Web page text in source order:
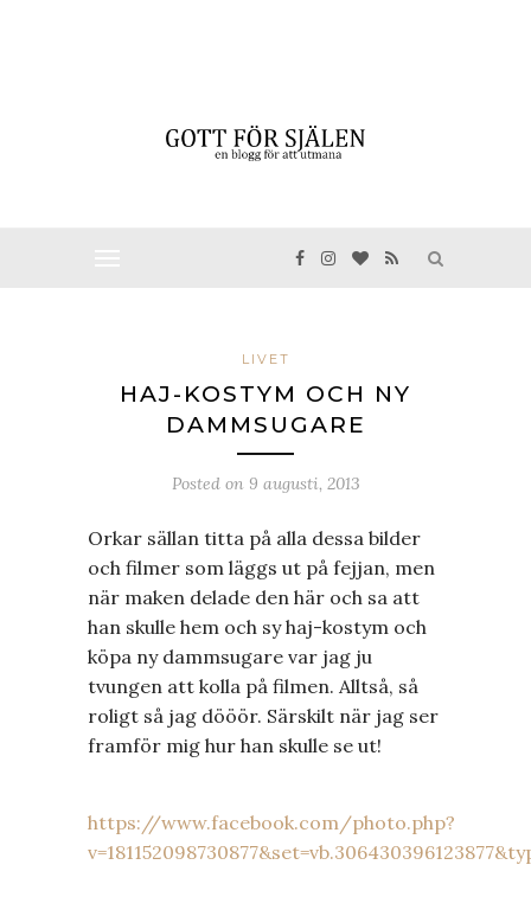
LIVET
HAJ-KOSTYM OCH NY
DAMMSUGARE
Posted on 9 augusti, 2013
Orkar sällan titta på alla dessa bilder
och filmer som läggs ut på fejjan, men
när maken delade den här och sa att
han skulle hem och sy haj-kostym och
köpa ny dammsugare var jag ju
tvungen att kolla på filmen. Alltså, så
roligt så jag dööör. Särskilt när jag ser
framför mig hur han skulle se ut!
https://www.facebook.com/photo.php?